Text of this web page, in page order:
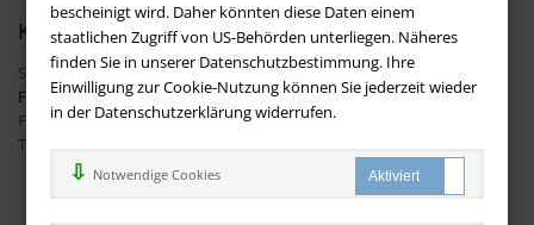
bescheinigt wird. Daher könnten diese Daten einem
staatlichen Zugriff von US-Behörden unterliegen. Näheres
finden Sie in unserer Datenschutzbestimmung. Ihre
Einwilligung zur Cookie-Nutzung können Sie jederzeit wieder
in der Datenschutzerklärung widerrufen.
Notwendige Cookies
Kontakt
Sie haben Fragen?Hier finden Sie Antworten auf häufig gestellte
Fragen.
Fragen per E-Mail:info@buchversandmimpf2000.de
Telefon: +49 (0)9209 20 23 188
Ihre Vorteile bei uns